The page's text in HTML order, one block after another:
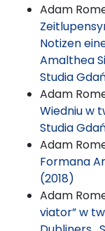
Adam
Notizen
Amalthea
Studia
Adam
Wiedniu w
Studia
Adam
Formana
(2018)
Adam
viator” w